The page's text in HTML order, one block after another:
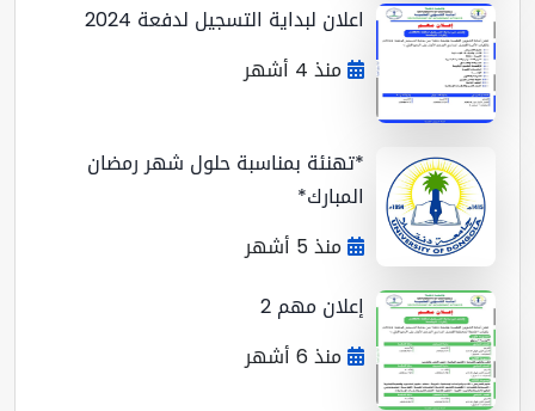
اعلان لبداية التسجيل لدفعة 2024
منذ 4 أشهر
*تهنئة بمناسبة حلول شهر رمضان
المبارك*
منذ 5 أشهر
إعلان مهم 2
منذ 6 أشهر